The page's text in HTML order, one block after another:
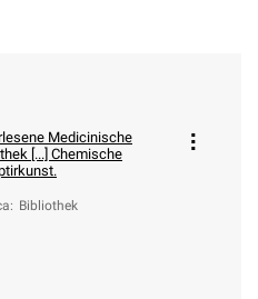
Medicinische
[...] Chemische
: Bibliothek